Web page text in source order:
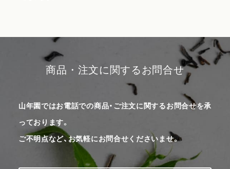
商品・注文に関するお問合せ
山年園ではお電話での商品・ご注文に関するお問合せを承
っております。
ご不明点など、お気軽にお問合せくださいませ。